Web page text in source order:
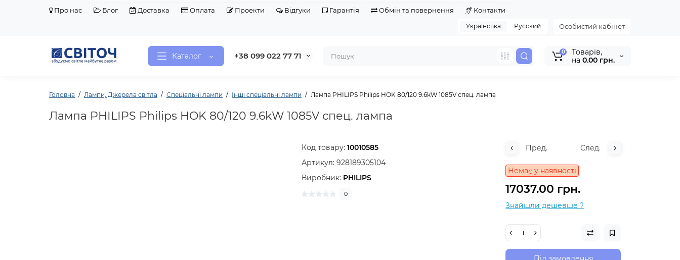
Про нас Блог Доставка Оплата Проекти Відгуки Гарантія Обмін та повернення
Контакти
Особистий кабінет
Українська Русский
Каталог +38 099 022 77 71 0
Tоварів,
на 0.00 грн.
Головна Лампи, Джерела світла Спеціальні лампи Інші спеціальні лампи Лампа PHILIPS Philips HOK 80/120 9.6kW 1085V спец. лампа
Лампа PHILIPS Philips HOK 80/120 9.6kW 1085V спец. лампа
Код товару:10010585
Артикул:928189305104
Виробник: PHILIPS
0
Пред. След.
Немає у наявності
17037.00 грн.
Знайшли дешевше ?